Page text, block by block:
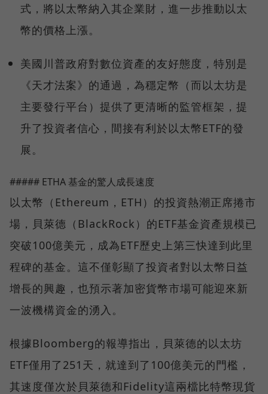
式，將以太幣納入其企業財，進一步推動以太
幣的價格上漲。
美國川普政府對數位資產的友好態度，特別是
《天才法案》的通過，為穩定幣（而以太坊是
主要發行平台）提供了更清晰的監管框架，提
升了投資者信心，間接有利於以太幣ETF的發
展。
##### ETHA 基金的驚人成長速度
以太幣（Ethereum，ETH）的投資熱潮正席捲市
場，貝萊德（BlackRock）的ETF基金資產規模已
突破100億美元，成為ETF歷史上第三快達到此里
程碑的基金。這不僅彰顯了投資者對以太幣日益
增長的興趣，也預示著加密貨幣市場可能迎來新
一波機構資金的湧入。
根據Bloomberg的報導指出，貝萊德的以太坊
ETF僅用了251天，就達到了100億美元的門檻，
其速度僅次於貝萊德和Fidelity這兩檔比特幣現貨